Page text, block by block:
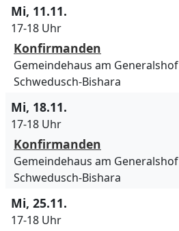
Mi, 11.11.
17-18 Uhr
Konfirmanden
Gemeindehaus am Generalshof
Schwedusch-Bishara
Mi, 18.11.
17-18 Uhr
Konfirmanden
Gemeindehaus am Generalshof
Schwedusch-Bishara
Mi, 25.11.
17-18 Uhr